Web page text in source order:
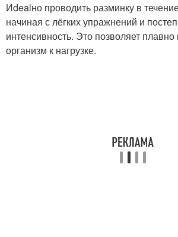
Иdealно проводить разминку в
начиная с лёгких упражнений и
интенсивность. Это позволяет плавно
организм к нагрузке.